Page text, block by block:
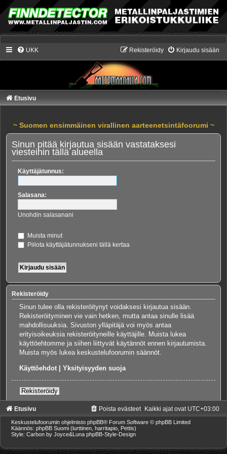
UKK Kirjaudu sisään
Rekisteröidy
Etusivu
~ Suomen ensimmäinen virallinen aarteenetsintäfoorumi ~
Sinun pitää kirjautua sisään vastataksesi
viesteihin tällä alueella
Käyttäjätunnus:
Salasana:
Unohdin salasanani
Muista minut
Piilota käyttäjätunnukseni tällä kertaa
Rekisteröidy
Sinun tulee olla rekisteröitynyt voidaksesi kirjautua sisään.
Rekisteröityminen vie vain hetken, mutta antaa sinulle lisää
mahdollisuuksia. Sivuston ylläpitäjä voi myös antaa
erityisoikeuksia rekisteröityneille käyttäjille. Muista lukea
käyttöehtomme ja siihen liittyvät käytännöt ennen kirjautumista.
Muista myös lukea keskustelufoorumin säännöt.
Käyttöehdot| Yksityisyyden suoja
Rekisteröidy
Etusivu Kaikki ajat ovat UTC+03:00
Poista evästeet
Keskustelufoorumin ohjelmisto phpBB® Forum Software © phpBB Limited
Käännös: phpBB Suomi (lurttinen, harritapio, Pettis)
Style: Carbon by Joyce&Luna phpBB-Style-Design